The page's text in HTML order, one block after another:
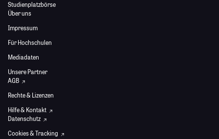
Studienplatzbörse
Über uns
Impressum
Für Hochschulen
Mediadaten
Unsere Partner
AGB
Rechte & Lizenzen
Hilfe & Kontakt
Datenschutz
Cookies & Tracking